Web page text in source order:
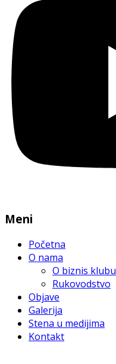
Meni
Početna
O nama
O biznis klubu
Rukovodstvo
Objave
Galerija
Stena u medijima
Kontakt